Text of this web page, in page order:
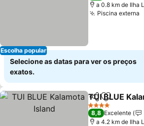
Escolha popular
a 0.8 km de Ilha
Piscina externa
Selecione as datas para ver os preços
exatos.
PartilharAdicionar
TUI BLUE
4 Estrelas
8,8 Excelente
a 4.2 km de Ilha